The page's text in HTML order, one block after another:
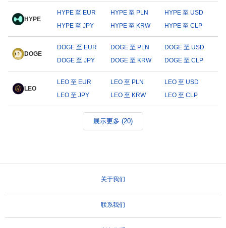
HYPE
HYPE 至 EUR HYPE 至 PLN
HYPE 至 USD
HYPE 至 JPY
HYPE 至 KRW HYPE 至 CLP
DOGE
DOGE 至 EUR DOGE 至 PLN
DOGE 至 USD
DOGE 至 JPY
DOGE 至 KRW DOGE 至 CLP
LEO
LEO 至 EUR LEO 至 PLN
LEO 至 USD
LEO 至 JPY
LEO 至 KRW LEO 至 CLP
展示更多 (20)
关于我们
联系我们